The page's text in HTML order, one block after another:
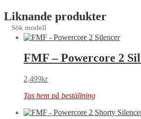
Liknande produkter
FMF – Powercore 2
2,499kr
Tas hem på beställning
Sök modell